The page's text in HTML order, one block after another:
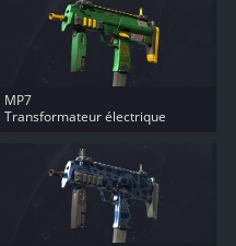
MP7
Transformateur électrique